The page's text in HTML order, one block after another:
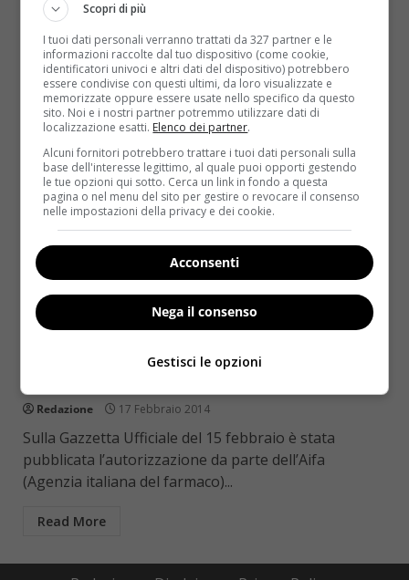
Ed ecco una bella notizia che ci piace riportare, in un
tempo in cui l’immagine la fa...
Read More
Botulino: via libera anche in Italia per le
Redazione 17 Febbraio 2014
Sulla Gazzetta Ufficiale del 15 febbraio è stata
pubblicata l’autorizzazione da parte dell’Aifa
(Agenzia italiana del farmaco)...
Read More
Scopri di più
I tuoi dati personali verranno trattati da 327 partner e le
informazioni raccolte dal tuo dispositivo (come cookie,
identificatori univoci e altri dati del dispositivo) potrebbero
essere condivise con questi ultimi, da loro visualizzate e
memorizzate oppure essere usate nello specifico da questo
sito. Noi e i nostri partner potremmo utilizzare dati di
localizzazione esatti. Elenco dei partner.
Alcuni fornitori potrebbero trattare i tuoi dati personali sulla
base dell'interesse legittimo, al quale puoi opporti gestendo
le tue opzioni qui sotto. Cerca un link in fondo a questa
pagina o nel menu del sito per gestire o revocare il consenso
nelle impostazioni della privacy e dei cookie.
Acconsenti
Nega il consenso
Gestisci le opzioni